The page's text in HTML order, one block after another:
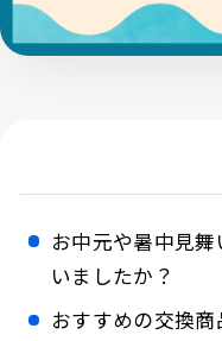
お中元や暑中見
いましたか？
おすすめの交換商